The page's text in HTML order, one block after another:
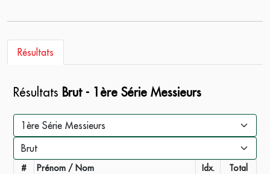
Résultats
Résultats Brut - 1ère Série Messieurs
# Prénom / Nom Idx. Total